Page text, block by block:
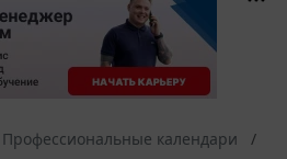
Профессиональные календари